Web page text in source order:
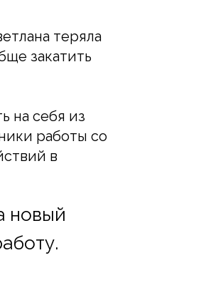
теряла
закатить
на себя из
работы со
в
новый